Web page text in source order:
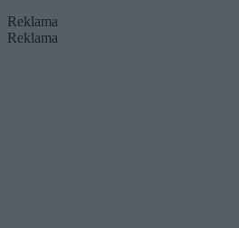
Reklama
Reklama